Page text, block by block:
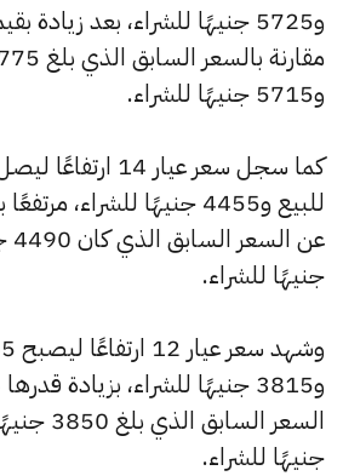
و5715 جنيهًا للشراء.
جنيهًا للشراء.
جنيهًا للشراء.